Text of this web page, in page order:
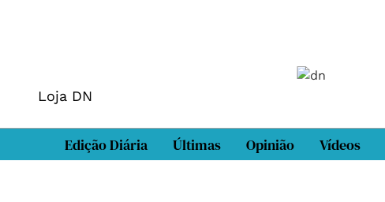
Loja DN
Edição Diária Últimas Opinião Vídeos